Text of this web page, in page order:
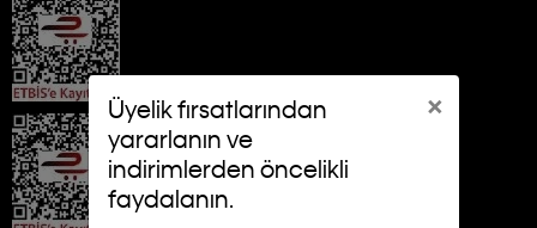
×
Üyelik fırsatlarından
yararlanın ve
indirimlerden öncelikli
faydalanın.